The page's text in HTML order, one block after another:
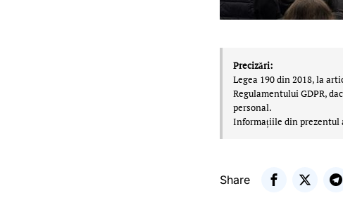
Precizări:
Legea 190 din 2018, la
Regulamentului GDPR,
personal.
Informațiile din prezentul
Share